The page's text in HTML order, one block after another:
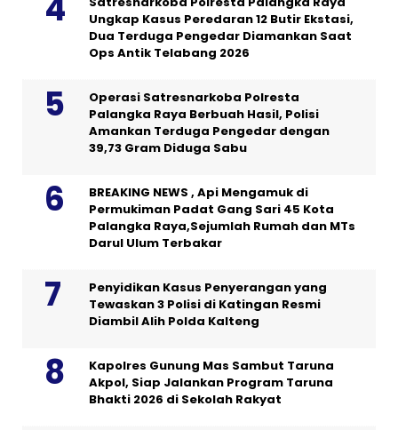
Ungkap Kasus Peredaran 12 Butir Ekstasi,
Dua Terduga Pengedar Diamankan Saat
Ops Antik Telabang 2026
Operasi Satresnarkoba Polresta
Palangka Raya Berbuah Hasil, Polisi
Amankan Terduga Pengedar dengan
39,73 Gram Diduga Sabu
BREAKING NEWS , Api Mengamuk di
Permukiman Padat Gang Sari 45 Kota
Palangka Raya,Sejumlah Rumah dan MTs
Darul Ulum Terbakar
Penyidikan Kasus Penyerangan yang
Tewaskan 3 Polisi di Katingan Resmi
Diambil Alih Polda Kalteng
Kapolres Gunung Mas Sambut Taruna
Akpol, Siap Jalankan Program Taruna
Bhakti 2026 di Sekolah Rakyat